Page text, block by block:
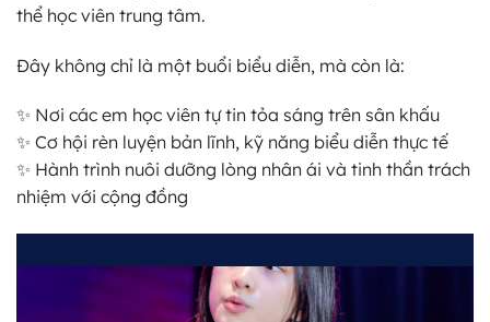
thể học viên trung tâm.
Đây không chỉ là một buổi biểu diễn, mà còn là:
✨ Nơi các em học viên tự tin tỏa sáng trên sân khấu
✨ Cơ hội rèn luyện bản lĩnh, kỹ năng biểu diễn thực tế
✨ Hành trình nuôi dưỡng lòng nhân ái và tinh thần trách
nhiệm với cộng đồng